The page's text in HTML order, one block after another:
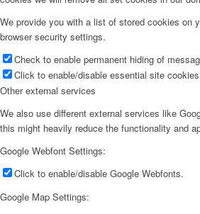
We provide you with a list of stored cookies on
browser security settings.
Check to enable permanent hiding of
Click to enable/disable essential site
Other external services
We also use different external services like
this might heavily reduce the functionality and
Google Webfont Settings:
Click to enable/disable Google Webfonts.
Google Map Settings: